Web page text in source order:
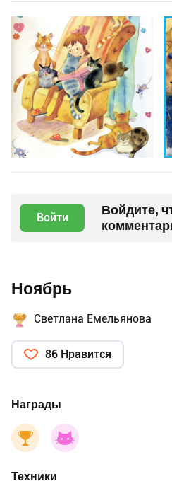
Войти
Войдите,
Ноябрь
Светлана Емельянова
86 Нравится
Награды
Техники